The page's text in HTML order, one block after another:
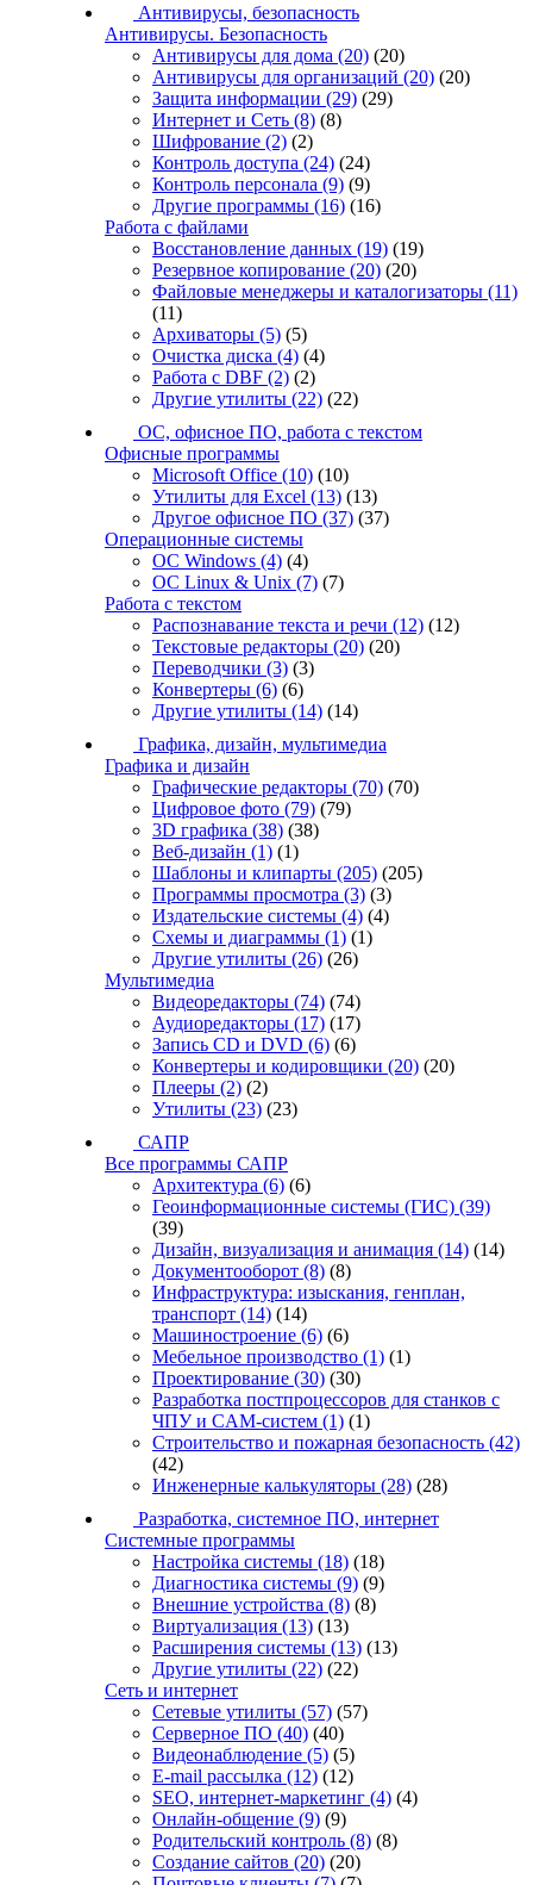
Антивирусы, безопасность
Антивирусы. Безопасность
Антивирусы для дома (20) (20)
Антивирусы для организаций (20) (20)
Защита информации (29) (29)
Интернет и Сеть (8) (8)
Шифрование (2) (2)
Контроль доступа (24) (24)
Контроль персонала (9) (9)
Другие программы (16) (16)
Работа с файлами
Восстановление данных (19) (19)
Резервное копирование (20) (20)
Файловые менеджеры и каталогизаторы (11)
(11)
Архиваторы (5) (5)
Очистка диска (4) (4)
Работа с DBF (2) (2)
Другие утилиты (22) (22)
ОС, офисное ПО, работа с текстом
Офисные программы
Microsoft Office (10) (10)
Утилиты для Excel (13) (13)
Другое офисное ПО (37) (37)
Операционные системы
ОС Windows (4) (4)
ОС Linux & Unix (7) (7)
Работа с текстом
Распознавание текста и речи (12) (12)
Текстовые редакторы (20) (20)
Переводчики (3) (3)
Конвертеры (6) (6)
Другие утилиты (14) (14)
Графика, дизайн, мультимедиа
Графика и дизайн
Графические редакторы (70) (70)
Цифровое фото (79) (79)
3D графика (38) (38)
Веб-дизайн (1) (1)
Шаблоны и клипарты (205) (205)
Программы просмотра (3) (3)
Издательские системы (4) (4)
Схемы и диаграммы (1) (1)
Другие утилиты (26) (26)
Мультимедиа
Видеоредакторы (74) (74)
Аудиоредакторы (17) (17)
Запись CD и DVD (6) (6)
Конвертеры и кодировщики (20) (20)
Плееры (2) (2)
Утилиты (23) (23)
САПР
Все программы САПР
Архитектура (6) (6)
Геоинформационные системы (ГИС) (39)
(39)
Дизайн, визуализация и анимация (14) (14)
Документооборот (8) (8)
Инфраструктура: изыскания, генплан,
транспорт (14) (14)
Машиностроение (6) (6)
Мебельное производство (1) (1)
Проектирование (30) (30)
Разработка постпроцессоров для станков с
ЧПУ и CAM-систем (1) (1)
Строительство и пожарная безопасность (42)
(42)
Инженерные калькуляторы (28) (28)
Разработка, системное ПО, интернет
Системные программы
Настройка системы (18) (18)
Диагностика системы (9) (9)
Внешние устройства (8) (8)
Виртуализация (13) (13)
Расширения системы (13) (13)
Другие утилиты (22) (22)
Сеть и интернет
Сетевые утилиты (57) (57)
Серверное ПО (40) (40)
Видеонаблюдение (5) (5)
E-mail рассылка (12) (12)
SEO, интернет-маркетинг (4) (4)
Онлайн-общение (9) (9)
Родительский контроль (8) (8)
Создание сайтов (20) (20)